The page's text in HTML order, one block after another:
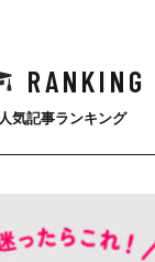
RANKING
人気記事ランキング